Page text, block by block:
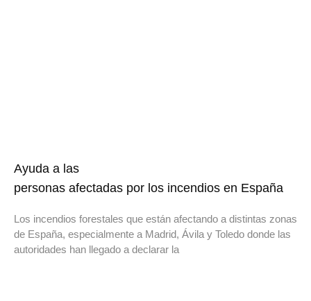
Ayuda a las
personas afectadas por los incendios en España
Los incendios forestales que están afectando a distintas zonas
de España, especialmente a Madrid, Ávila y Toledo donde las
autoridades han llegado a declarar la